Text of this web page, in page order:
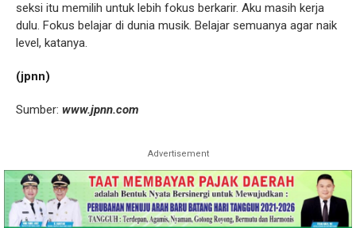
seksi itu memilih untuk lebih fokus berkarir. Aku masih kerja
dulu. Fokus belajar di dunia musik. Belajar semuanya agar naik
level, katanya.
(jpnn)
Sumber: www.jpnn.com
Advertisement